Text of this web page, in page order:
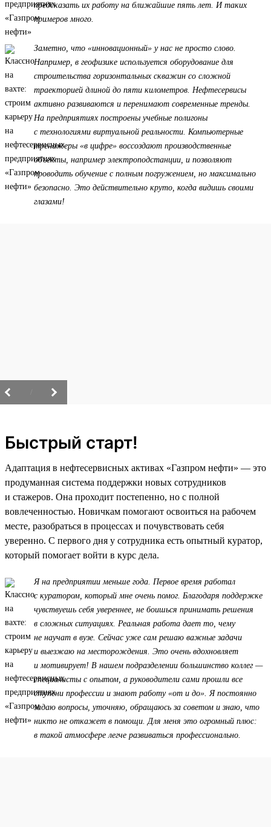
предсказать их работу на ближайшие пять лет. И таких
примеров много.
Заметно, что «инновационный» у нас не просто слово.
Например, в геофизике используется оборудование для
строительства горизонтальных скважин со сложной
траекторией длиной до пяти километров. Нефтесервисы
активно развиваются и перенимают современные тренды.
На предприятиях построены учебные полигоны
с технологиями виртуальной реальности. Компьютерные
тренажеры «в цифре» воссоздают производственные
объекты, например электроподстанции, и позволяют
проводить обучение с полным погружением, но максимально
безопасно. Это действительно круто, когда видишь своими
глазами!
Быстрый старт!
Адаптация в нефтесервисных активах «Газпром нефти» — это
продуманная система поддержки новых сотрудников
и стажеров. Она проходит постепенно, но с полной
вовлеченностью. Новичкам помогают освоиться на рабочем
месте, разобраться в процессах и почувствовать себя
уверенно. С первого дня у сотрудника есть опытный куратор,
который помогает войти в курс дела.
Я на предприятии меньше года. Первое время работал
с куратором, который мне очень помог. Благодаря поддержке
чувствуешь себя увереннее, не боишься принимать решения
в сложных ситуациях. Реальная работа дает то, чему
не научат в вузе. Сейчас уже сам решаю важные задачи
и выезжаю на месторождения. Это очень вдохновляет
и мотивирует! В нашем подразделении большинство коллег —
специалисты с опытом, а руководители сами прошли все
ступени профессии и знают работу «от и до». Я постоянно
задаю вопросы, уточняю, обращаюсь за советом и знаю, что
никто не откажет в помощи. Для меня это огромный плюс:
в такой атмосфере легче развиваться профессионально.